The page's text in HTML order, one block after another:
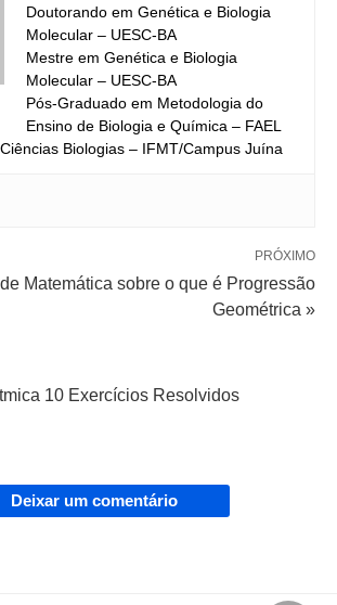
Doutorando em Genética e Biologia
Molecular – UESC-BA
Mestre em Genética e Biologia
Molecular – UESC-BA
Pós-Graduado em Metodologia do
Ensino de Biologia e Química – FAEL
Biologias – IFMT/Campus Juína
PRÓXIMO
Matemática sobre o que é Progressão
Geométrica »
10 Exercícios Resolvidos
Deixar um comentário